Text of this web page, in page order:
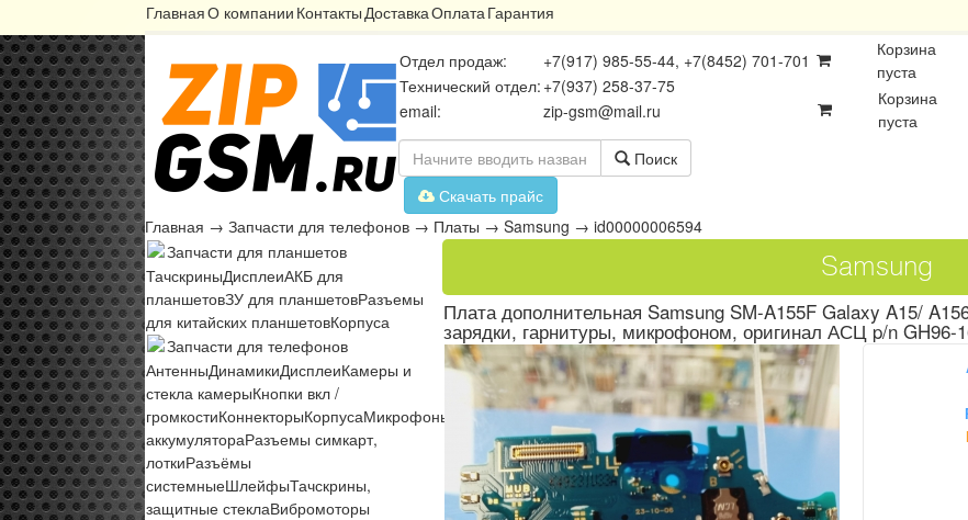
ГлавнаяО компании КонтактыДоставкаОплатаГарантия
Отдел продаж:
+7(917) 985-55-44, +7(8452) 701-701
Технический отдел: +7(937) 258-37-75
email:
zip-gsm@mail.ru
Корзина
пуста
Корзина
пуста
Поиск
Скачать прайс
Главная → Запчасти для телефонов → Платы → Samsung → id00000006594
Запчасти для планшетов
ТачскриныДисплеиАКБ для
планшетовЗУ для планшетовРазъемы
для китайских планшетовКорпуса
Запчасти для телефонов
АнтенныДинамикиДисплеиКамеры и
стекла камерыКнопки вкл /
громкостиКоннекторыКорпусаМикрофоны МикросхемыПлатыРазъёмы
аккумулятораРазъемы симкарт,
лоткиРазъёмы
системныеШлейфыТачскрины,
защитные стеклаВибромоторы
Samsung
Плата дополнительная Samsung SM-A155F Galaxy A15/
зарядки, гарнитуры, микрофоном, оригинал АСЦ p/n GH96-